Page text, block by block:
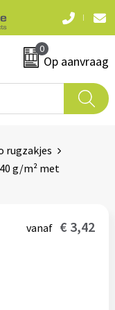
0
Op aanvraag
rugzakjes
g/m² met
vanaf € 3,42